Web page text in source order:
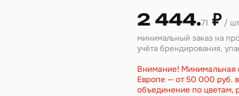
2 444.71 ₽ /
минимальный заказ на
учёта брендирования,
Внимание! Минимальная
Европе — от 50 000 руб.
объединение по цветам,